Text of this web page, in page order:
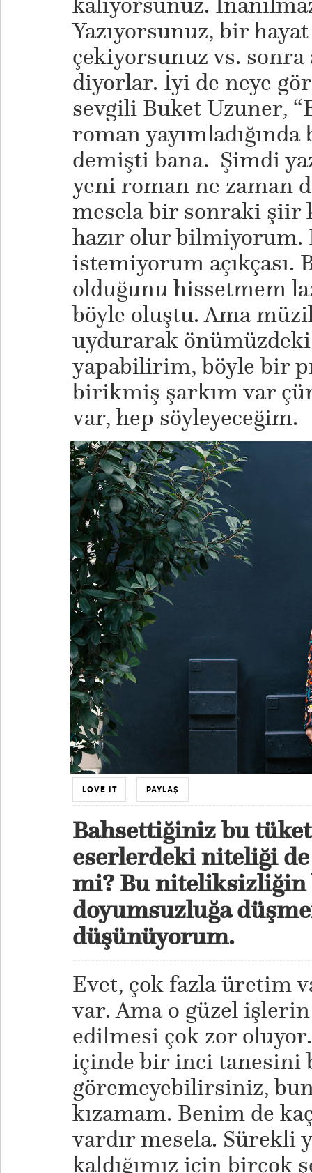
Yazıyorsunuz, bir
çekiyorsunuz vs. sonra
diyorlar. İyi de neye
sevgili Buket Uzuner,
roman
demişti bana. Şimdi
yeni roman ne zaman
mesela bir sonraki şiir
hazır olur bilmiyorum.
istemiyorum açıkçası.
olduğunu hissetmem
böyle oluştu. Ama
uydurarak
yapabilirim, böyle bir
birikmiş şarkım var
var, hep söyleyeceğim.
LOVE IT PAYLAŞ
Bahsettiğiniz bu
eserlerdeki niteliği
mi? Bu niteliksizliğin
doyumsuzluğa
düşünüyorum.
Evet, çok fazla üretim
var. Ama o güzel
edilmesi çok zor
içinde bir inci tanesini
göremeyebilirsiniz,
kızamam. Benim de
vardır mesela. Sürekli
kaldığımız için birçok